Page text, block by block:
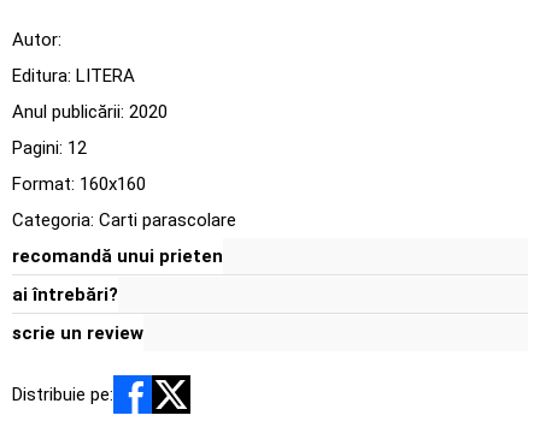
Autor:
Editura: LITERA
Anul publicării: 2020
Pagini: 12
Format: 160x160
Categoria: Carti parascolare
recomandă unui prieten
ai întrebări?
scrie un review
Distribuie pe: